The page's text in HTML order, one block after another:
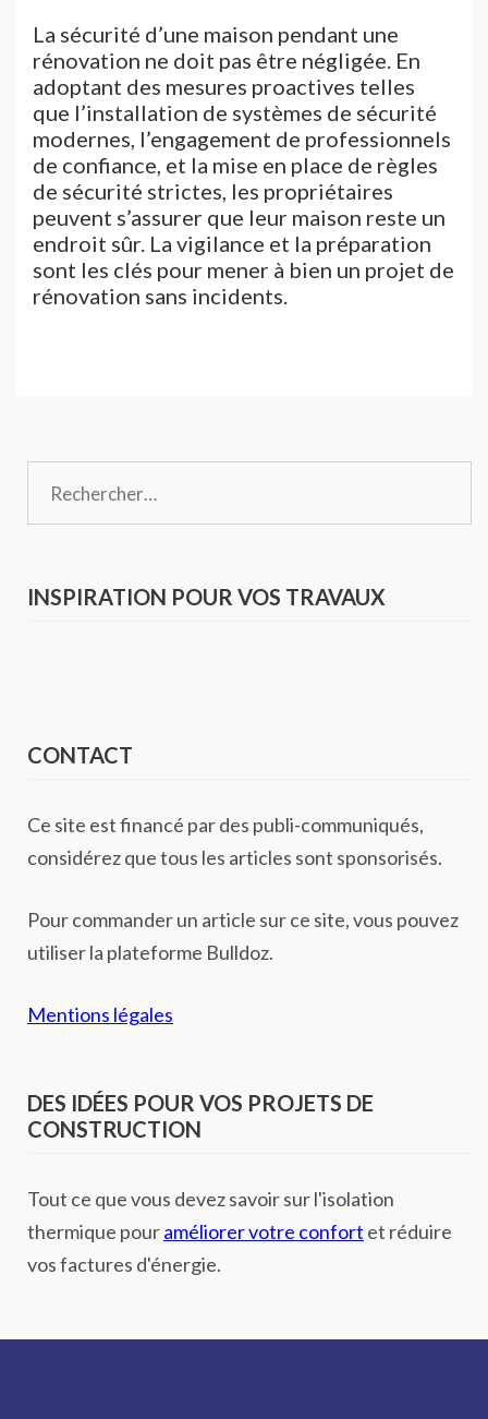
La sécurité d’une maison pendant une
rénovation ne doit pas être négligée. En
adoptant des mesures proactives telles
que l’installation de systèmes de sécurité
modernes, l’engagement de professionnels
de confiance, et la mise en place de règles
de sécurité strictes, les propriétaires
peuvent s’assurer que leur maison reste un
endroit sûr. La vigilance et la préparation
sont les clés pour mener à bien un projet de
rénovation sans incidents.
INSPIRATION POUR VOS TRAVAUX
CONTACT
Ce site est financé par des publi-communiqués,
considérez que tous les articles sont sponsorisés.
Pour commander un article sur ce site, vous pouvez
utiliser la plateforme Bulldoz.
Mentions légales
DES IDÉES POUR VOS PROJETS DE
CONSTRUCTION
Tout ce que vous devez savoir sur l'isolation
thermique pouraméliorer votre confort et réduire
vos factures d'énergie.